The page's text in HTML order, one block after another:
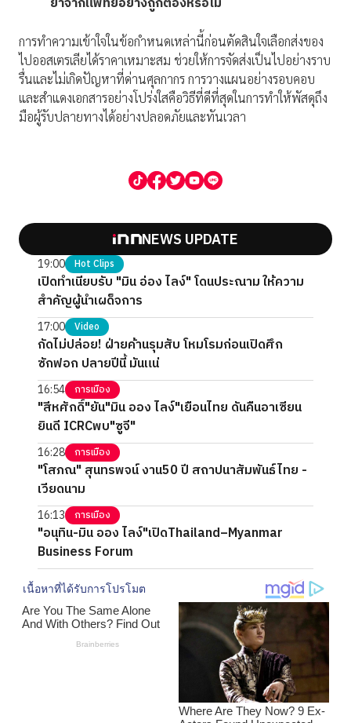
การทำความเข้าใจในข้อกำหนดเหล่านี้ก่อนตัดสินใจเลือกส่งของ
ไปออสเตรเลียได้ราคาเหมาะสม ช่วยให้การจัดส่งเป็นไปอย่างราบ
รื่นและไม่เกิดปัญหาที่ด่านศุลกากร การวางแผนอย่างรอบคอบ
และสำแดงเอกสารอย่างโปร่งใสคือวิธีที่ดีที่สุดในการทำให้พัสดุถึง
มือผู้รับปลายทางได้อย่างปลอดภัยและทันเวลา
NEWS UPDATE
19:00 Hot Clips
เปิดทำเนียบรับ "มิน อ่อง ไลง์" โดนประณาม ให้ความ
สำคัญผู้นำเผด็จการ
17:00 Video
กัดไม่ปล่อย! ฝ่ายค้านรุมสับ โหมโรมก่อนเปิดศึก
ซักฟอก ปลายปีนี้ มันแน่
16:54 การเมือง
"สีหศักดิ์"ยัน"มิน ออง ไลง์"เยือนไทย ดันคืนอาเซียน
ยินดี ICRCพบ"ซูจี"
16:28 การเมือง
"โสภณ" สุนทรพจน์ งาน50 ปี สถาปนาสัมพันธ์ไทย -
เวียดนาม
16:13 การเมือง
"อนุทิน-มิน ออง ไลง์"เปิดThailand–Myanmar
Business Forum